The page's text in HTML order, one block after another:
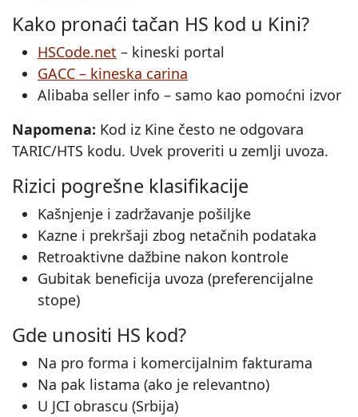
Kako pronaći tačan HS kod u Kini?
HSCode.net – kineski portal
GACC – kineska carina
Alibaba seller info – samo kao pomoćni izvor
Napomena: Kod iz Kine često ne odgovara
TARIC/HTS kodu. Uvek proveriti u zemlji uvoza.
Rizici pogrešne klasifikacije
Kašnjenje i zadržavanje pošiljke
Kazne i prekršaji zbog netačnih podataka
Retroaktivne dažbine nakon kontrole
Gubitak beneficija uvoza (preferencijalne
stope)
Gde unositi HS kod?
Na pro forma i komercijalnim fakturama
Na pak listama (ako je relevantno)
U JCI obrascu (Srbija)